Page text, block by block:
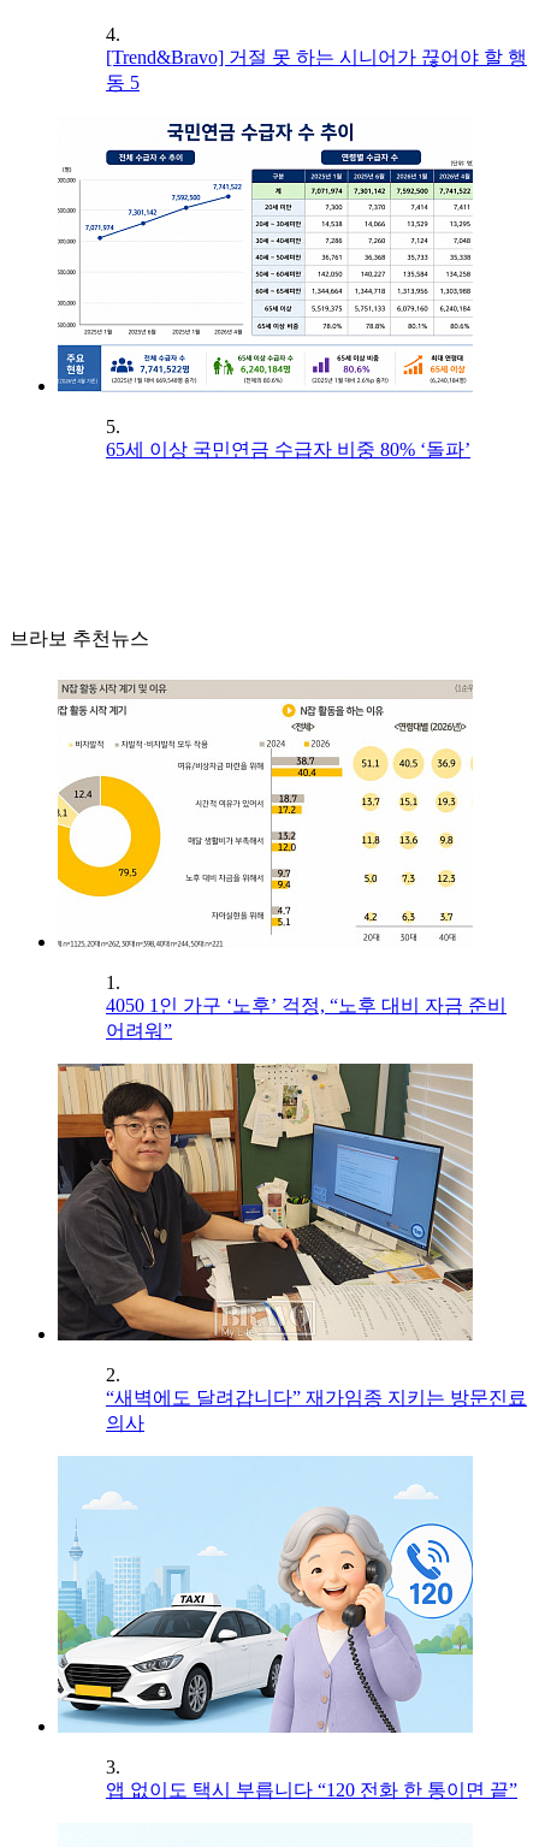
4.
[Trend&Bravo] 거절 못 하는 시니어가 끊어야 할 행
동 5
5.
65세 이상 국민연금 수급자 비중 80% ‘돌파’
브라보 추천뉴스
1.
4050 1인 가구 ‘노후’ 걱정, “노후 대비 자금 준비
어려워”
2.
“새벽에도 달려갑니다” 재가임종 지키는 방문진료
의사
3.
앱 없이도 택시 부릅니다 “120 전화 한 통이면 끝”